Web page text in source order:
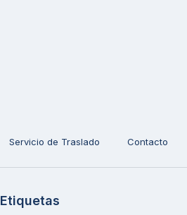
Servicio de Traslado Contacto
Etiquetas